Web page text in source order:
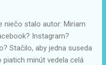
niečo stalo autor: Miriam
Instagram?
Stačilo, aby jedna suseda
piatich minút vedela celá